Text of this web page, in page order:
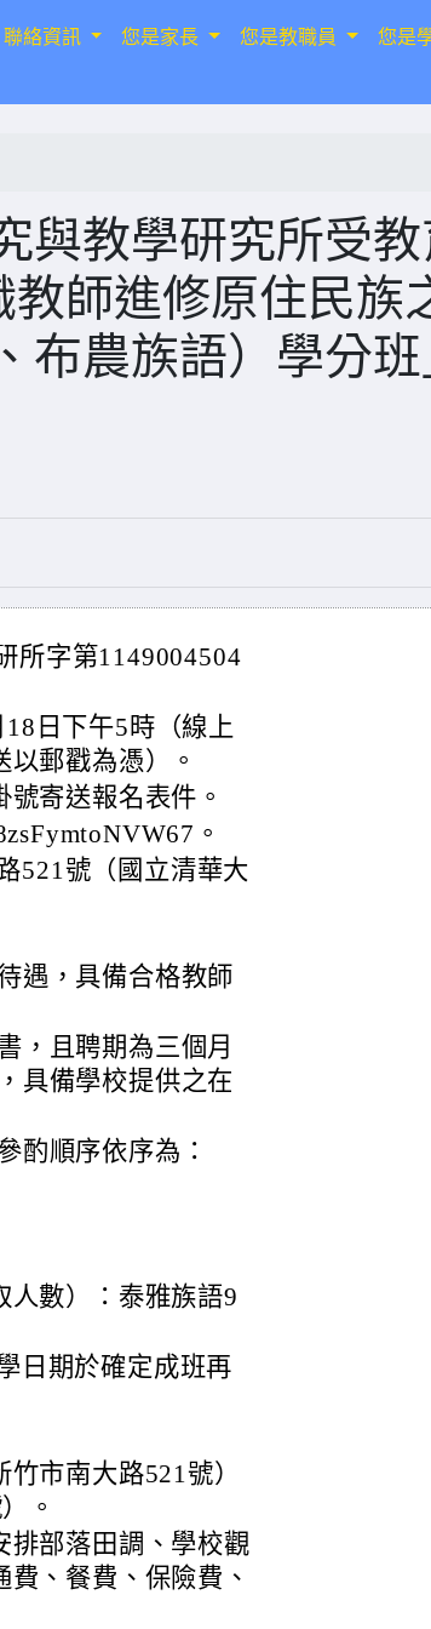
聯絡資訊 您是家長 您是教職員 您是
與教學研究所受教
師進修原住民族
農族語）學分班
所字第1149004504
日下午5時（線上
郵戳為憑）。
寄送報名表件。
。
521號（國立清華大
遇，具備合格教師
，且聘期為三個月
具備學校提供之在
酌順序依序為：
人數）：泰雅族語9
日期於確定成班再
市南大路521號）
。
排部落田調、學校觀
、餐費、保險費、